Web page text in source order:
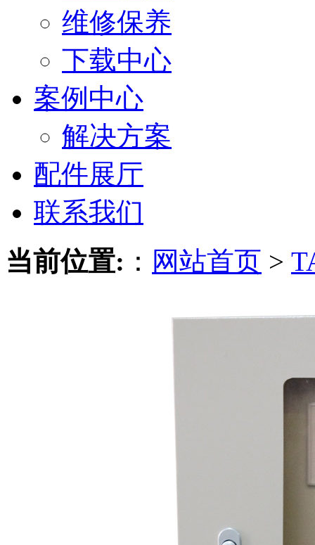
维修保养
下载中心
案例中心
解决方案
配件展厅
联系我们
当前位置: ： 网站首页 >